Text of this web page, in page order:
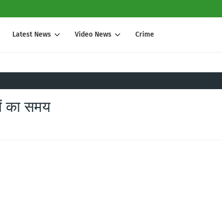
Latest News Video News Crime
का समय